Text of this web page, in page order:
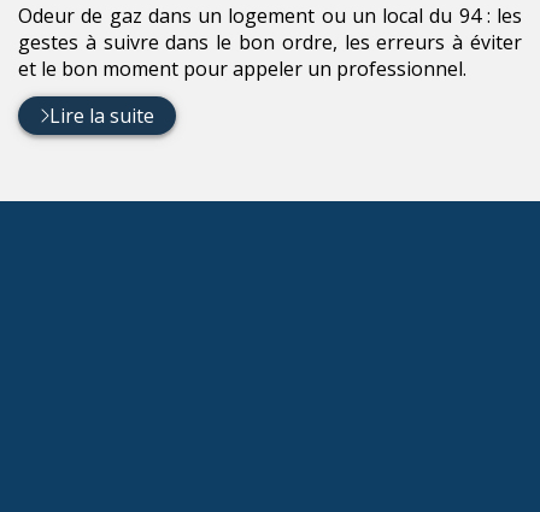
Odeur de gaz dans un logement ou un local du 94 : les
gestes à suivre dans le bon ordre, les erreurs à éviter
et le bon moment pour appeler un professionnel.
Lire la suite